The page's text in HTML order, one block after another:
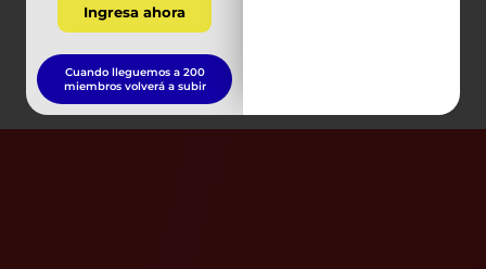
Ingresa ahora
Cuando lleguemos a 200
miembros volverá a subir